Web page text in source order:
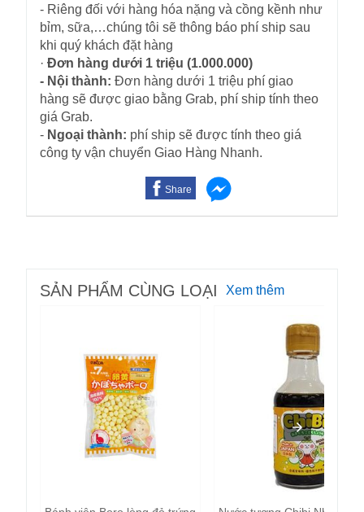
- Riêng đối với hàng hóa nặng và cồng kềnh như
bỉm, sữa,…chúng tôi sẽ thông báo phí ship sau
khi quý khách đặt hàng
· Đơn hàng dưới 1 triệu (1.000.000)
- Nội thành: Đơn hàng dưới 1 triệu phí giao
hàng sẽ được giao bằng Grab, phí ship tính theo
giá Grab.
- Ngoại thành: phí ship sẽ được tính theo giá
công ty vận chuyển Giao Hàng Nhanh.
Share
SẢN PHẨM CÙNG LOẠI Xem thêm